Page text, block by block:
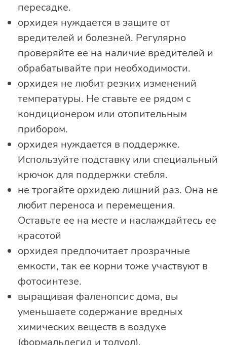
пересадке.
орхидея нуждается в защите от
вредителей и болезней. Регулярно
проверяйте ее на наличие вредителей и
обрабатывайте при необходимости.
орхидея не любит резких изменений
температуры. Не ставьте ее рядом с
кондиционером или отопительным
прибором.
орхидея нуждается в поддержке.
Используйте подставку или специальный
крючок для поддержки стебля.
не трогайте орхидею лишний раз. Она не
любит переноса и перемещения.
Оставьте ее на месте и наслаждайтесь ее
красотой
орхидея предпочитает прозрачные
емкости, так ее корни тоже участвуют в
фотосинтезе.
выращивая фаленопсис дома, вы
уменьшаете содержание вредных
химических веществ в воздухе
(формальдегид и толуол).